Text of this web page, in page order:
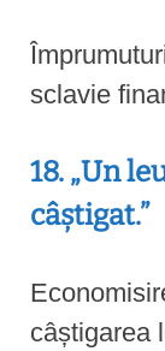
sclavie
18. „Un
câștigat.”
câștigarea